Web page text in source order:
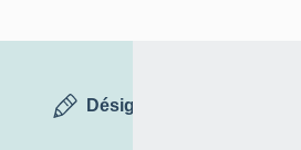
Désignation